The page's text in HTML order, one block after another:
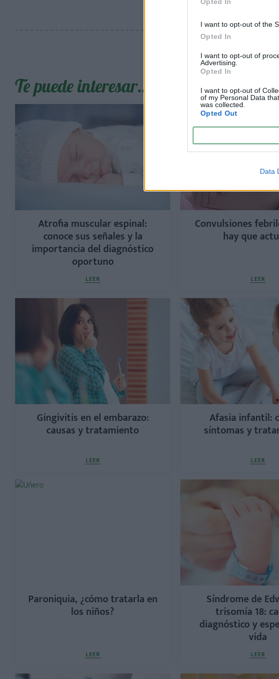
I want to opt-out of the
Opted In
I want to opt-out of
Advertising.
Opted In
I want to opt-out of
of my Personal Data
was collected.
Opted Out
Data
Te puede interesar…
Atrofia muscular espinal:
conoce sus señales y la
importancia del diagnóstico
oportuno
LEER
Convulsiones
hay que
LEER
Gingivitis en el embarazo:
causas y tratamiento
LEER
Afasia infantil:
síntomas y
LEER
Paroniquia, ¿cómo tratarla en
los niños?
LEER
Síndrome de
trisomía 18:
diagnóstico y
vida
LEER